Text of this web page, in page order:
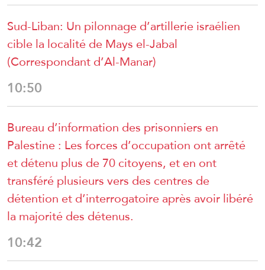
Sud-Liban: Un pilonnage d’artillerie israélien
cible la localité de Mays el-Jabal
(Correspondant d’Al-Manar)
10:50
Bureau d’information des prisonniers en
Palestine : Les forces d’occupation ont arrêté
et détenu plus de 70 citoyens, et en ont
transféré plusieurs vers des centres de
détention et d’interrogatoire après avoir libéré
la majorité des détenus.
10:42